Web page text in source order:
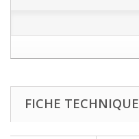
FICHE TECHNIQUE